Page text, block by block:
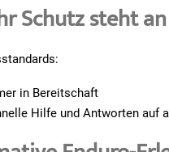
Schutz steht
in Bereitschaft
Hilfe und Antworten auf